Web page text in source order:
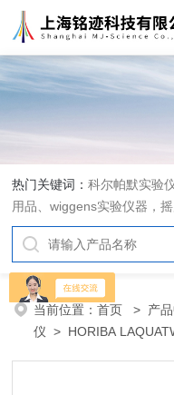
热门关键词：科尔帕默实验
用品、wiggens实验仪器，
当前位置：首页 > 产
仪 > HORIBA